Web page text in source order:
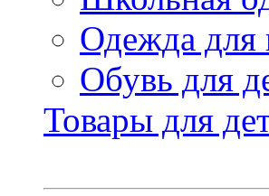
Одежда
Обувь для
Товары для